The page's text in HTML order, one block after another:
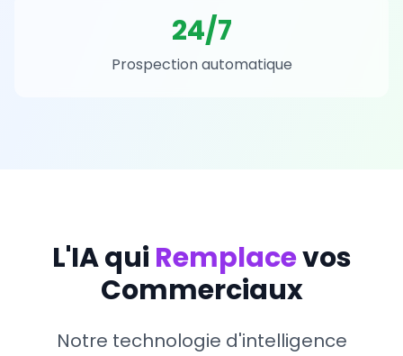
24/7
Prospection automatique
L'IA qui Remplacevos
Commerciaux
Notre technologie d'intelligence